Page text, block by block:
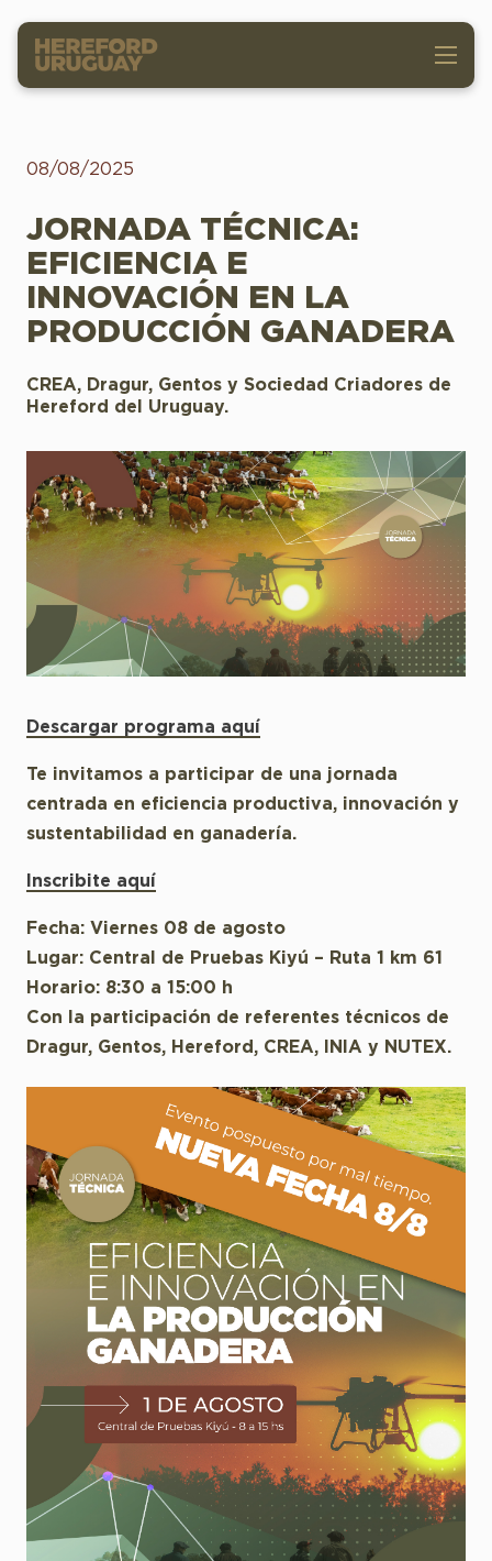
08/08/2025
JORNADA TÉCNICA:
EFICIENCIA E
INNOVACIÓN EN LA
PRODUCCIÓN GANADERA
CREA, Dragur, Gentos y Sociedad Criadores de
Hereford del Uruguay.
Descargar programa aquí
Te invitamos a participar de una jornada
centrada en eficiencia productiva, innovación y
sustentabilidad en ganadería.
Inscribite aquí
Fecha: Viernes 08 de agosto
Lugar: Central de Pruebas Kiyú – Ruta 1 km 61
Horario: 8:30 a 15:00 h
Con la participación de referentes técnicos de
Dragur, Gentos, Hereford, CREA, INIA y NUTEX.